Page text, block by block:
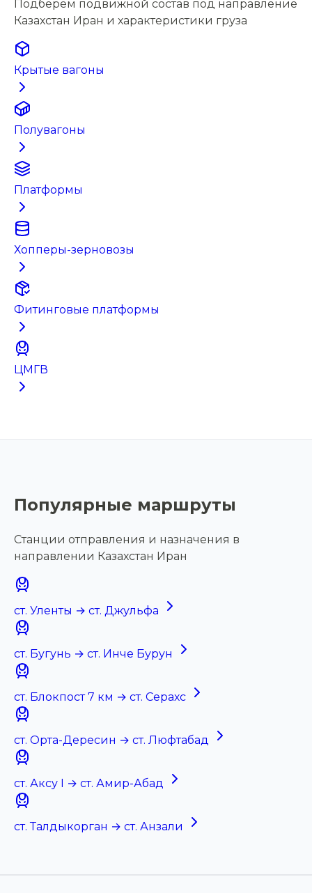
Подберём подвижной состав под направление
Казахстан Иран и характеристики груза
Крытые вагоны
Полувагоны
Платформы
Хопперы-зерновозы
Фитинговые платформы
ЦМГВ
Популярные маршруты
Станции отправления и назначения в
направлении Казахстан Иран
ст. Уленты → ст. Джульфа
ст. Бугунь → ст. Инче Бурун
ст. Блокпост 7 км → ст. Серахс
ст. Орта-Дересин → ст. Люфтабад
ст. Аксу I → ст. Амир-Абад
ст. Талдыкорган → ст. Анзали